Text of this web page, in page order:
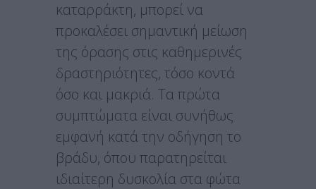
καταρράκτη, μπορεί να
προκαλέσει σημαντική μείωση
της όρασης στις καθημερινές
δραστηριότητες, τόσο κοντά
όσο και μακριά. Τα πρώτα
συμπτώματα είναι συνήθως
εμφανή κατά την οδήγηση το
βράδυ, όπου παρατηρείται
ιδιαίτερη δυσκολία στα φώτα